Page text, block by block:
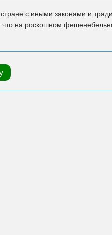
с иными законами и
что на роскошном